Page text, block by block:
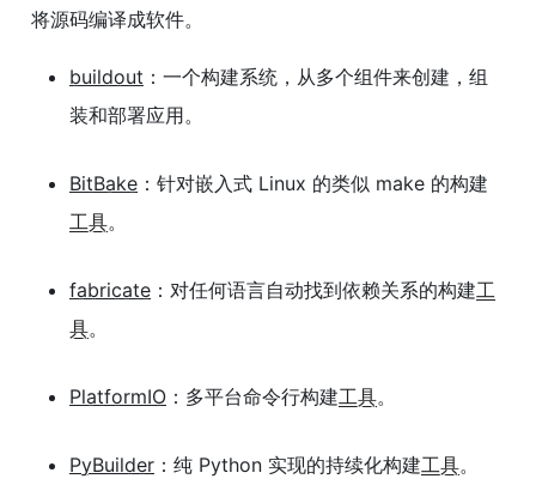
将源码编译成软件。
buildout ：一个构建系统，从多个组件来创建，组
装和部署应用。
BitBake ：针对嵌入式 Linux 的类似 make 的构建
工具。
fabricate ：对任何语言自动找到依赖关系的构建工
具。
PlatformIO ：多平台命令行构建工具。
PyBuilder ：纯 Python 实现的持续化构建工具。